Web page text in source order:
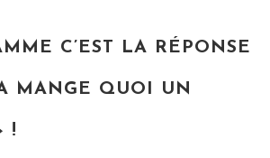
C’EST LA RÉPONSE
MANGE QUOI UN
!